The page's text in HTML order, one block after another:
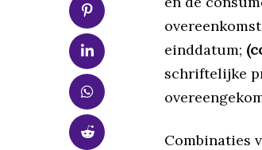
einddatum;
schriftelijke
Combinaties